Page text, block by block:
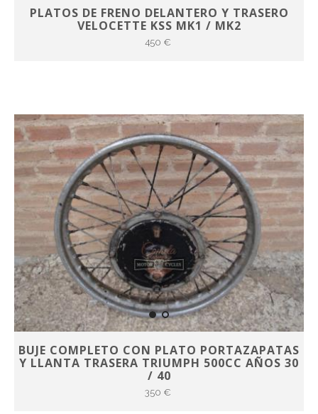
PLATOS DE FRENO DELANTERO Y TRASERO
VELOCETTE KSS MK1 / MK2
450 €
BUJE COMPLETO CON PLATO PORTAZAPATAS
Y LLANTA TRASERA TRIUMPH 500CC AÑOS 30
/ 40
350 €